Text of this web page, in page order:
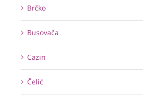
Brčko
Busovača
Cazin
Čelić